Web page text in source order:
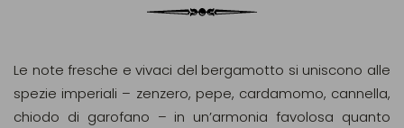
Le note fresche e vivaci del bergamotto si uniscono alle
spezie imperiali – zenzero, pepe, cardamomo, cannella,
chiodo di garofano – in un’armonia favolosa quanto